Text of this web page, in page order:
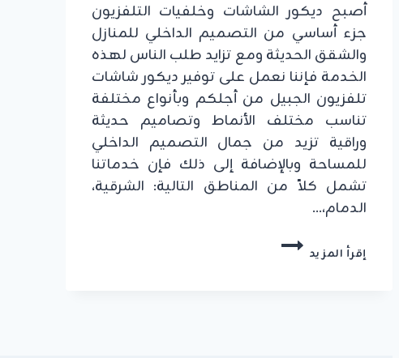
أصبح ديكور الشاشات وخلفيات التلفزيون
جزء أساسي من التصميم الداخلي للمنازل
والشقق الحديثة ومع تزايد طلب الناس لهذه
الخدمة فإننا نعمل على توفير ديكور شاشات
تلفزيون الجبيل من أجلكم وبأنواع مختلفة
تناسب مختلف الأنماط وتصاميم حديثة
وراقية تزيد من جمال التصميم الداخلي
للمساحة وبالإضافة إلى ذلك فإن خدماتنا
تشمل كلاً من المناطق التالية: الشرقية،
الدمام،…
إقرأ المزيد
ديكور